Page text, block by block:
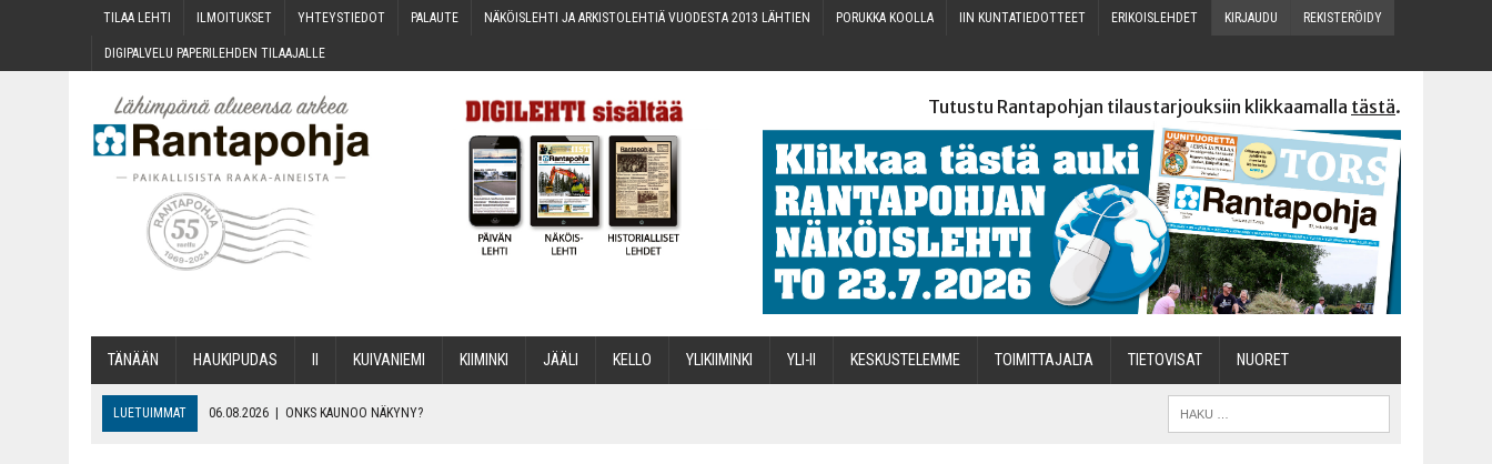
TILAA LEH­TI ILMOI­TUK­SET YHTEYS­TIE­DOT PALAU­TE NÄKÖIS­LEH­TI JA ARKIS­TO­LEH­TIÄ VUO­DES­TA 2013 LÄHTIEN PORUK­KA KOOLLA IIN KUN­TA­TIE­DOT­TEET ERI­KOIS­LEH­DET KIR­JAU­DU REKIS­TE­RÖI­DY
DIGI­PAL­VE­LU PAPE­RI­LEH­DEN TILAAJALLE
Tutustu Rantapohjan tilaustarjouksiin klikkaamalla tästä.
TÄNÄÄN HAU­KI­PU­DAS KUI­VA­NIE­MI KII­MIN­KI JÄÄ­LI KEL­LO YLI­KII­MIN­KI YLI-II KES­KUS­TE­LEM­ME TOI­MIT­TA­JAL­TA TIETOVISAT NUO­RET
LUETUIMMAT 06.08.2026 | ONKS KAU­NOO NÄKYNY?